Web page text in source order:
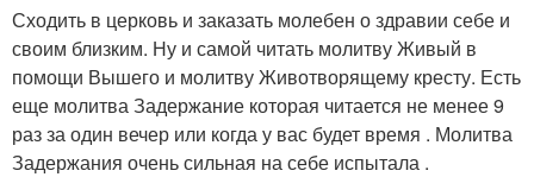
Сходить в церковь и заказать молебен о здравии себе и
своим близким. Ну и самой читать молитву Живый в
помощи Вышего и молитву Животворящему кресту. Есть
еще молитва Задержание которая читается не менее 9
раз за один вечер или когда у вас будет время . Молитва
Задержания очень сильная на себе испытала .